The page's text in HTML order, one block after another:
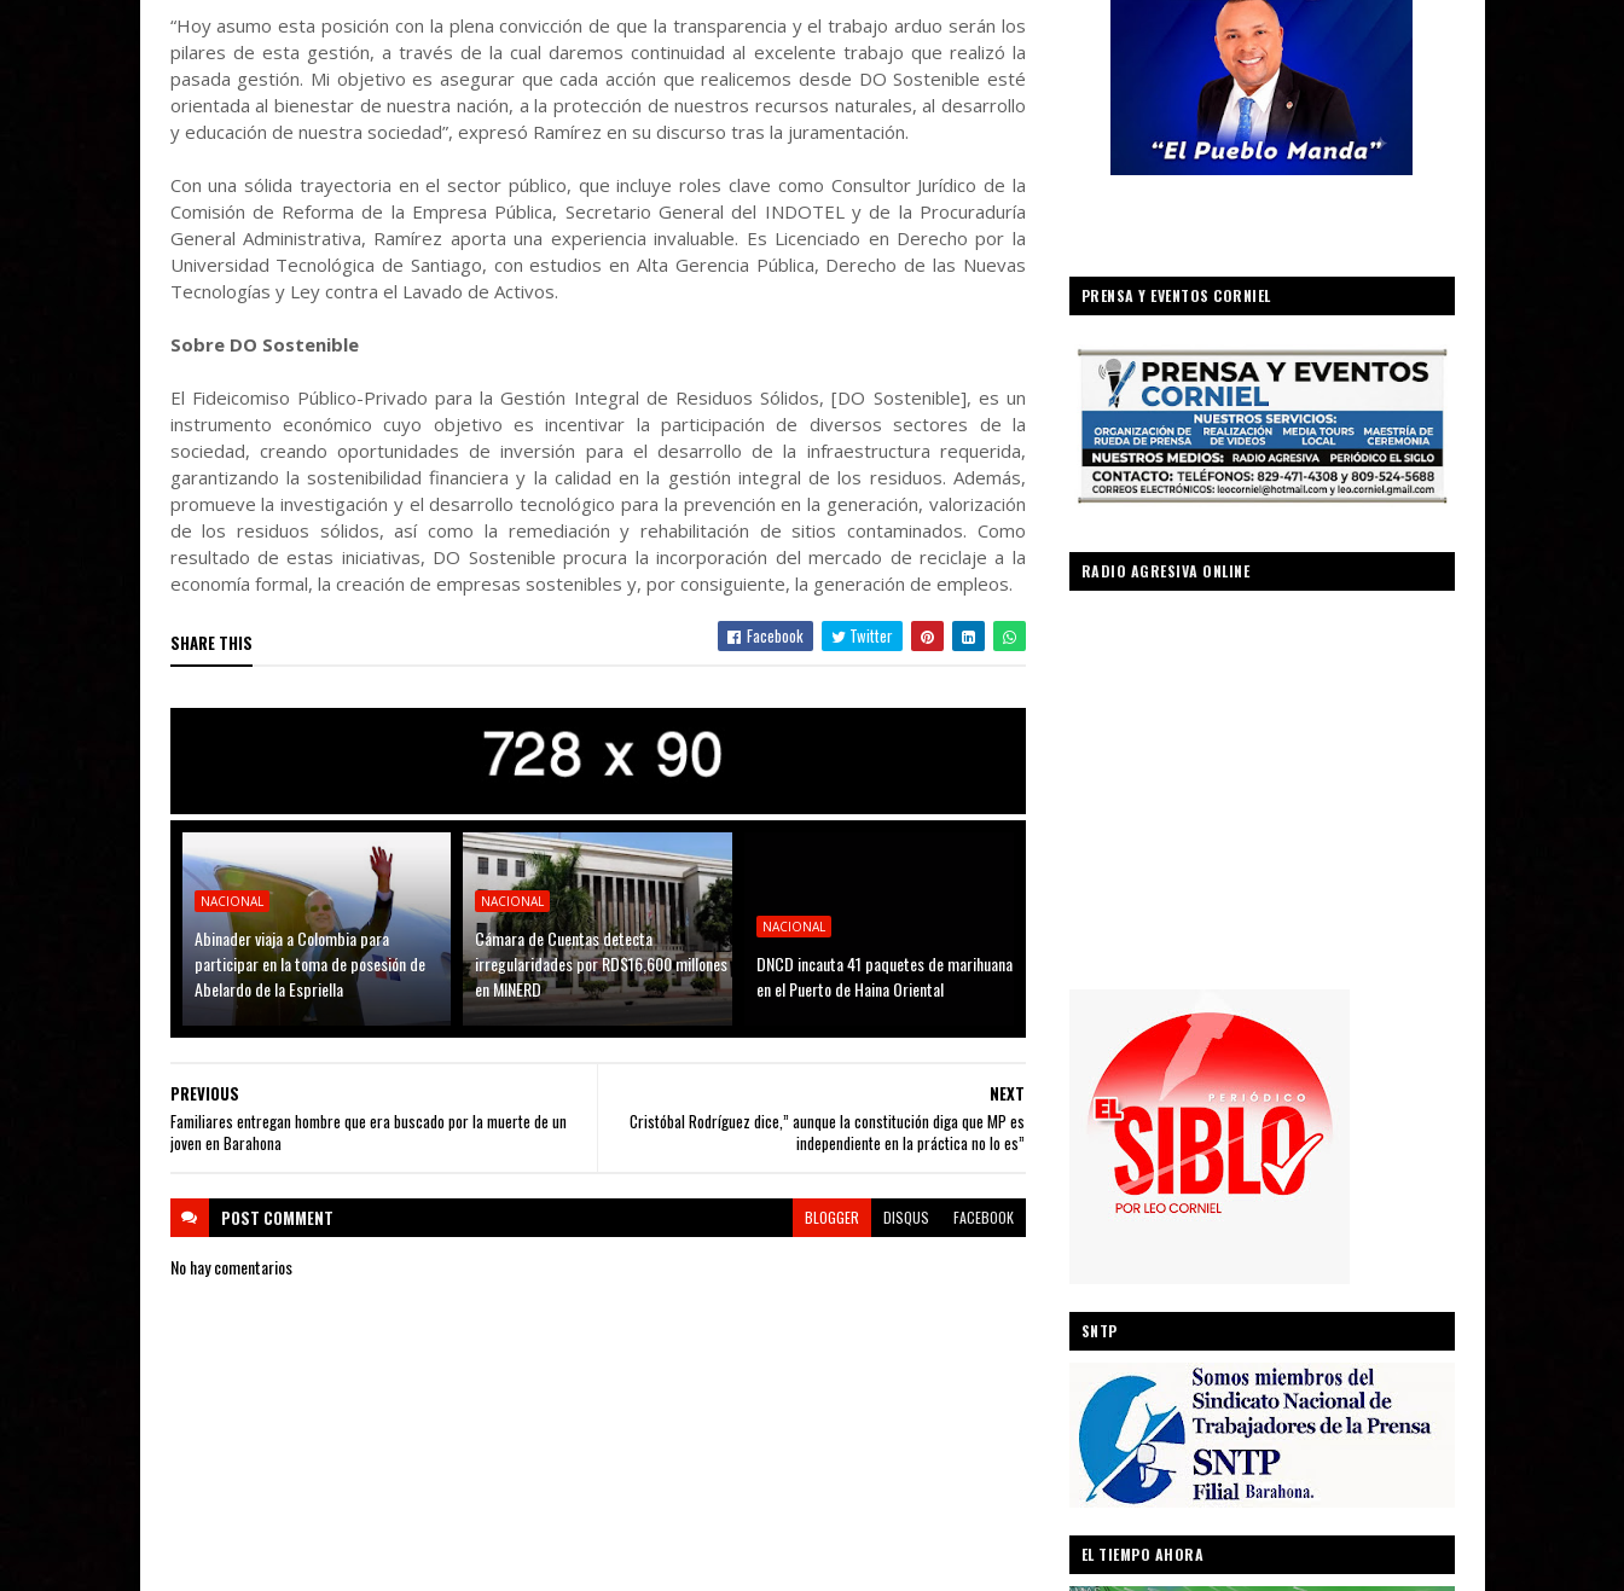
“Hoy asumo esta posición con la plena convicción de que la transparencia y el trabajo arduo serán los
pilares de esta gestión, a través de la cual daremos continuidad al excelente trabajo que realizó la
pasada gestión. Mi objetivo es asegurar que cada acción que realicemos desde DO Sostenible esté
orientada al bienestar de nuestra nación, a la protección de nuestros recursos naturales, al desarrollo
y educación de nuestra sociedad”, expresó Ramírez en su discurso tras la juramentación.
Con una sólida trayectoria en el sector público, que incluye roles clave como Consultor Jurídico de la
Comisión de Reforma de la Empresa Pública, Secretario General del INDOTEL y de la Procuraduría
General Administrativa, Ramírez aporta una experiencia invaluable. Es Licenciado en Derecho por la
Universidad Tecnológica de Santiago, con estudios en Alta Gerencia Pública, Derecho de las Nuevas
Tecnologías y Ley contra el Lavado de Activos.
Sobre DO Sostenible
El Fideicomiso Público-Privado para la Gestión Integral de Residuos Sólidos, [DO Sostenible], es un
instrumento económico cuyo objetivo es incentivar la participación de diversos sectores de la
sociedad, creando oportunidades de inversión para el desarrollo de la infraestructura requerida,
garantizando la sostenibilidad financiera y la calidad en la gestión integral de los residuos. Además,
promueve la investigación y el desarrollo tecnológico para la prevención en la generación, valorización
de los residuos sólidos, así como la remediación y rehabilitación de sitios contaminados. Como
resultado de estas iniciativas, DO Sostenible procura la incorporación del mercado de reciclaje a la
economía formal, la creación de empresas sostenibles y, por consiguiente, la generación de empleos.
SHARE THIS Facebook Twitter
NACIONAL
Abinader viaja a Colombia para
participar en la toma de posesión de
Abelardo de la Espriella
NACIONAL
Cámara de Cuentas detecta
irregularidades por RD$16,600 millones
en MINERD
NACIONAL
DNCD incauta 41 paquetes de marihuana
en el Puerto de Haina Oriental
NEXT
Cristóbal Rodríguez dice,” aunque la constitución diga que MP es
independiente en la práctica no lo es”
PREVIOUS
Familiares entregan hombre que era buscado por la muerte de un
joven en Barahona
POST COMMENT BLOGGER DISQUS FACEBOOK
No hay comentarios
PRENSA Y EVENTOS CORNIEL
RADIO AGRESIVA ONLINE
SNTP
EL TIEMPO AHORA